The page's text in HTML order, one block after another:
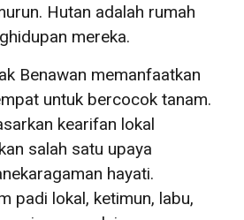
Hutan adalah rumah
mereka.
Benawan memanfaatkan
untuk bercocok tanam.
kearifan lokal
salah satu upaya
hayati.
padi lokal, ketimun, labu,